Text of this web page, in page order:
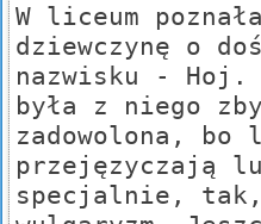
W liceum
dziewczynę o
nazwisku - Hoj.
była z niego
zadowolona,
przejęzyczają
specjalnie, tak,